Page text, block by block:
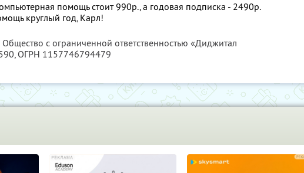
помощь стоит 990р., а годовая подписка - 2490р.
круглый год, Карл!
Общество с ограниченной ответственностью «Диджитал
, ОГРН 1157746794479